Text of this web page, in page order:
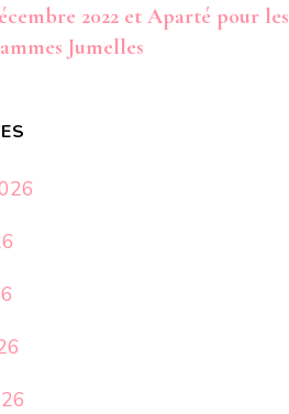
2022 et Aparté pour les
Jumelles